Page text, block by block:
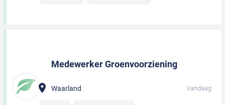
Medewerker Groenvoorziening
Waarland Vandaag